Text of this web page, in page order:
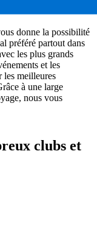
donne la possibilité
préféré partout dans
les plus grands
et les
les meilleures
à une large
nous vous
clubs et